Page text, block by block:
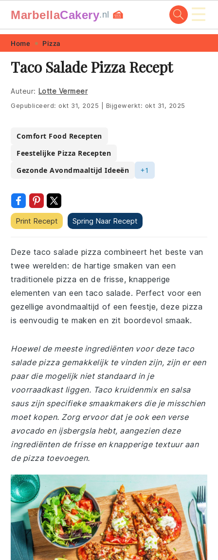
Skip
primary
navigation
Skip
main
content
Skip
primary
sidebar
Skip
footer
MarbellaCakery.nl 🍰 ☰
Home Pizza
Taco Salade Pizza Recept
Auteur: Lotte Vermeer
Gepubliceerd: okt 31, 2025 Bijgewerkt: okt 31, 2025
Comfort Food Recepten
Feestelijke Pizza Recepten
Gezonde Avondmaaltijd Ideeën
+1
Print Recept Spring Naar Recept
Deze taco salade pizza combineert het beste van
twee werelden: de hartige smaken van een
traditionele pizza en de frisse, knapperige
elementen van een taco salade. Perfect voor een
gezellige avondmaaltijd of een feestje, deze pizza
is eenvoudig te maken en zit boordevol smaak.
Hoewel de meeste ingrediënten voor deze taco
salade pizza gemakkelijk te vinden zijn, zijn er een
paar die mogelijk niet standaard in je
voorraadkast liggen. Taco kruidenmix en salsa
saus zijn specifieke smaakmakers die je misschien
moet kopen. Zorg ervoor dat je ook een verse
avocado en ijsbergsla hebt, aangezien deze
ingrediënten de frisse en knapperige textuur aan
de pizza toevoegen.